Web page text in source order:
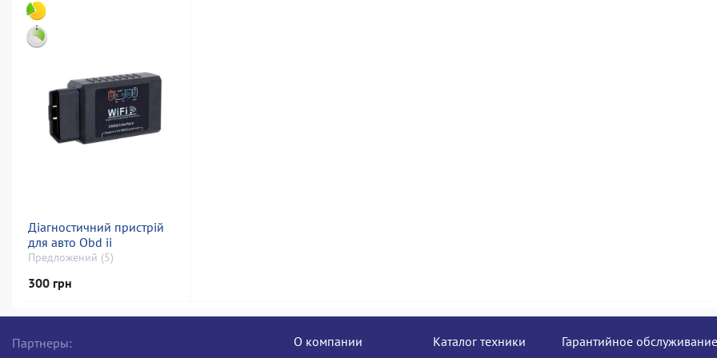
Діагностичний пристрій
для авто Obd ii
Предложений (5)
300 грн
Партнеры: О компании Каталог техники Гарантийное обслуживание